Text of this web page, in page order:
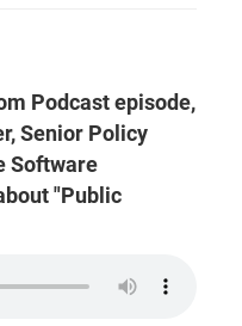
Podcast episode,
Senior Policy
Software
"Public